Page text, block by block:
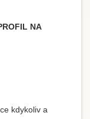
NA
kdykoliv a